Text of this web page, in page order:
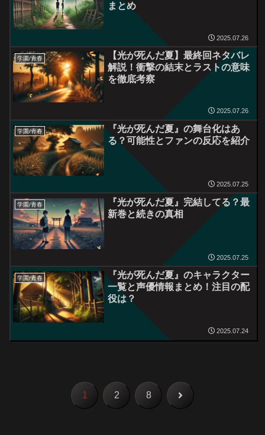
まとめ
2025.07.26
学園/青春
【光が死んだ夏】最終回ネタバレ
解説！衝撃の結末とラストの意味
を徹底考察
2025.07.26
学園/青春
『光が死んだ夏』の舞台化はあ
る？可能性とファンの反応を紹介
2025.07.25
学園/青春
『光が死んだ夏』完結してる？最
新巻と続きの真相
2025.07.25
学園/青春
『光が死んだ夏』のキャラクター
一覧と声優情報まとめ！注目の配
役は？
2025.07.24
1 2 8 次